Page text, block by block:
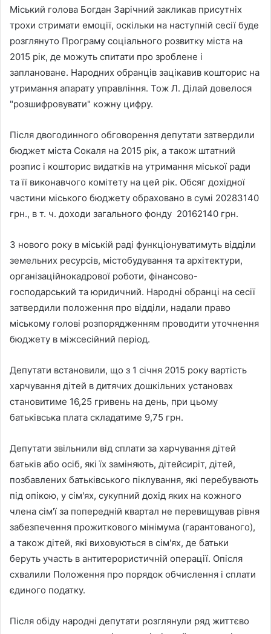
Міський голова Богдан Зарічний закликав присутніх
трохи стримати емоції, оскільки на наступній сесії буде
розглянуто Програму соціального розвитку міста на
2015 рік, де можуть спитати про зроблене і
заплановане. Народних обранців зацікавив кошторис на
утримання апарату управління. Тож Л. Ділай довелося
"розшифровувати" кожну цифру.
Після двогодинного обговорення депутати затвердили
бюджет міста Сокаля на 2015 рік, а також штатний
розпис і кошторис видатків на утримання міської ради
та її виконавчого комітету на цей рік. Обсяг дохідної
частини міського бюджету обраховано в сумі 20283140
грн., в т. ч. доходи загального фонду 20162140 грн.
З нового року в міській раді функціонуватимуть відділи
земельних ресурсів, містобудування та архітектури,
організаційнокадрової роботи, фінансово-
господарський та юридичний. Народні обранці на сесії
затвердили положення про відділи, надали право
міському голові розпорядженням проводити уточнення
бюджету в міжсесійний період.
Депутати встановили, що з 1 січня 2015 року вартість
харчування дітей в дитячих дошкільних установах
становитиме 16,25 гривень на день, при цьому
батьківська плата складатиме 9,75 грн.
Депутати звільнили від сплати за харчування дітей
батьків або осіб, які їх заміняють, дітейсиріт, дітей,
позбавлених батьківського піклування, які перебувають
під опікою, у сім'ях, сукупний дохід яких на кожного
члена сім'ї за попередній квартал не перевищував рівня
забезпечення прожиткового мінімума (гарантованого),
а також дітей, які виховуються в сім'ях, де батьки
беруть участь в антитерористичній операції. Опісля
схвалили Положення про порядок обчислення і сплати
єдиного податку.
Після обіду народні депутати розглянули ряд життєво